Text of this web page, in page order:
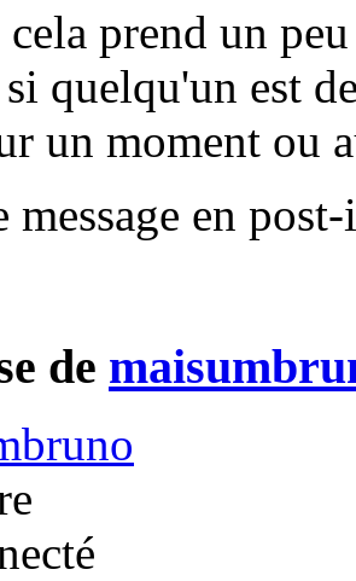
prend un
si quelqu'un est
un moment ou
message en
de